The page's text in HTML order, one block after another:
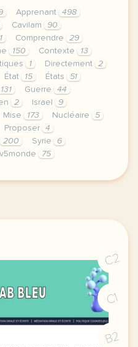
Apprenant
498
Cavilam
90
Comprendre
29
150 Contexte
13
1 Directement
2
État 15 États
51
131 Guerre
44
2 Israel
9
Mise 173 Nucléaire
5
Proposer
4
200 Syrie
6
75
privee est une priorite
C2
C1
B2